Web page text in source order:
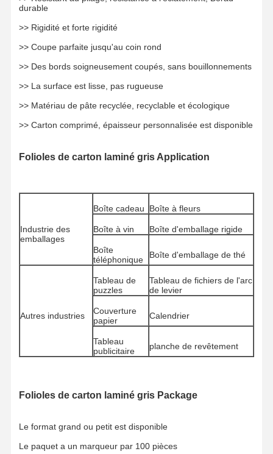
Visite D'usine
Conditions
De Paiement
Contactez-
Nouvelles
Papier excentré
Papier de conseil en ivoire
Papier à couleur
Carton ondulé
Papier de copie
durable
>> Rigidité et forte rigidité
>> Coupe parfaite jusqu'au coin rond
>> Des bords soigneusement coupés, sans bouillonnements
>> La surface est lisse, pas rugueuse
>> Matériau de pâte recyclée, recyclable et écologique
>> Carton comprimé, épaisseur personnalisée est disponible
Folioles de carton laminé gris Application
Industrie des
emballages
Boîte cadeau Boîte à fleurs
Boîte à vin Boîte d'emballage rigide
Boîte
téléphonique
Boîte d'emballage de thé
Autres industries
Tableau de
puzzles
Tableau de fichiers de l'arc
de levier
Couverture
papier
Calendrier
Tableau
publicitaire
planche de revêtement
Folioles de carton laminé gris Package
Le format grand ou petit est disponible
Le paquet a un marqueur par 100 pièces